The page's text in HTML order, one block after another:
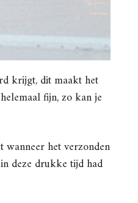
krijgt, dit maakt het
fijn, zo kan je
wanneer het verzonden
deze drukke tijd had